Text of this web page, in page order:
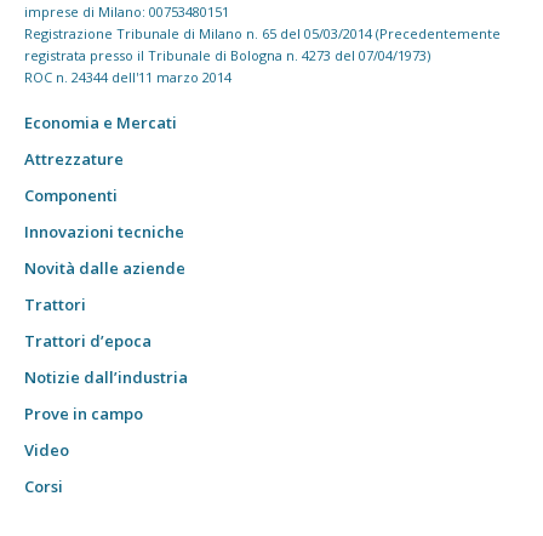
imprese di Milano: 00753480151
Registrazione Tribunale di Milano n. 65 del 05/03/2014 (Precedentemente
registrata presso il Tribunale di Bologna n. 4273 del 07/04/1973)
ROC n. 24344 dell'11 marzo 2014
Economia e Mercati
Attrezzature
Componenti
Innovazioni tecniche
Novità dalle aziende
Trattori
Trattori d’epoca
Notizie dall’industria
Prove in campo
Video
Corsi